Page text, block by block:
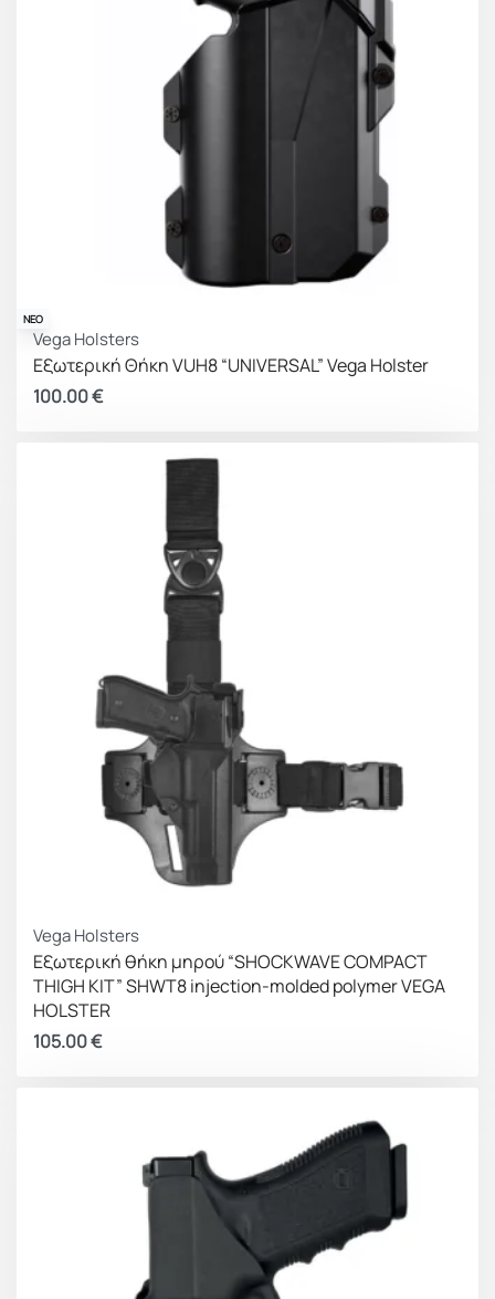
ΝΕΟ
Vega Holsters
Εξωτερική Θήκη VUH8 “UNIVERSAL” Vega Holster
100.00€
Vega Holsters
Εξωτερική θήκη μηρού “SHOCKWAVE COMPACT
THIGH KIT” SHWT8 injection-molded polymer VEGA
HOLSTER
105.00€